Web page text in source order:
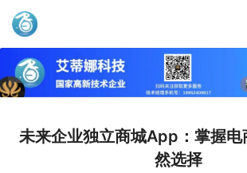
艾蒂娜科技
未来企业独立商城App：掌握电
然选择